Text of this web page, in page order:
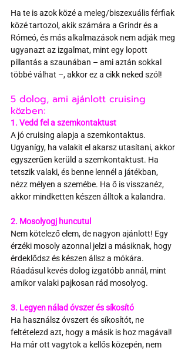
Ha te is azok közé a meleg/biszexuális férfiak
közé tartozol, akik számára a Grindr és a
Rómeó, és más alkalmazások nem adják meg
ugyanazt az izgalmat, mint egy lopott
pillantás a szaunában – ami aztán sokkal
többé válhat –, akkor ez a cikk neked szól!
5 dolog, ami ajánlott cruising
közben:
1. Vedd fel a szemkontaktust
A jó cruising alapja a szemkontaktus.
Ugyanígy, ha valakit el akarsz utasítani, akkor
egyszerűen kerüld a szemkontaktust. Ha
tetszik valaki, és benne lennél a játékban,
nézz mélyen a szemébe. Ha ő is visszanéz,
akkor mindketten készen álltok a kalandra.
2. Mosolyogj huncutul
Nem kötelező elem, de nagyon ajánlott! Egy
érzéki mosoly azonnal jelzi a másiknak, hogy
érdeklődsz és készen állsz a mókára.
Ráadásul kevés dolog izgatóbb annál, mint
amikor valaki pajkosan rád mosolyog.
3. Legyen nálad óvszer és síkosító
Ha használsz óvszert és síkosítót, ne
feltételezd azt, hogy a másik is hoz magával!
Ha már ott vagytok a kellős közepén, nem